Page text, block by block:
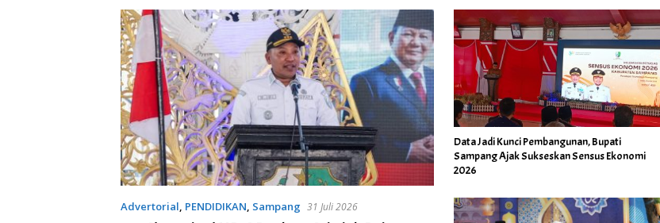
Advertorial, PENDIDIKAN, Sampang 31 Juli 2026
Data Jadi Kunci Pembangunan, Bupati
Sampang Ajak Sukseskan Sensus Ekonomi
2026